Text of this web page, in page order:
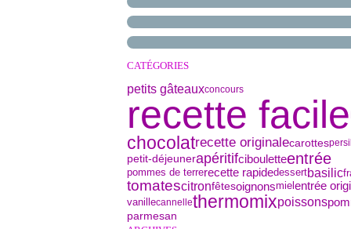
CATÉGORIES
petits gâteauxconcours
recette facile
chocolatrecette originalecarottespersil
petit-déjeunerapéritifcibouletteentrée
pommes de terrerecette rapidedessertbasilic
tomatescitronfêtesoignonsmiel entrée
vanillecannellethermomixpoissons
parmesan